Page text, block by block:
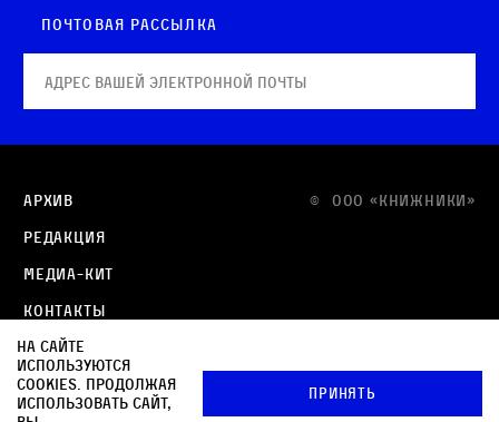
Почтовая рассылка
© OOO «КНИЖНИКИ»
Архив
Редакция
Медиа-кит
Контакты
Политика в отношении обработки персональных
данных
Политика обработки файлов cookie
На сайте
используются
cookies. Продолжая
использовать сайт,
Принять